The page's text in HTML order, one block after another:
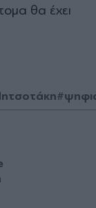
θα έχει